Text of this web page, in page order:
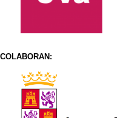
COLABORAN: